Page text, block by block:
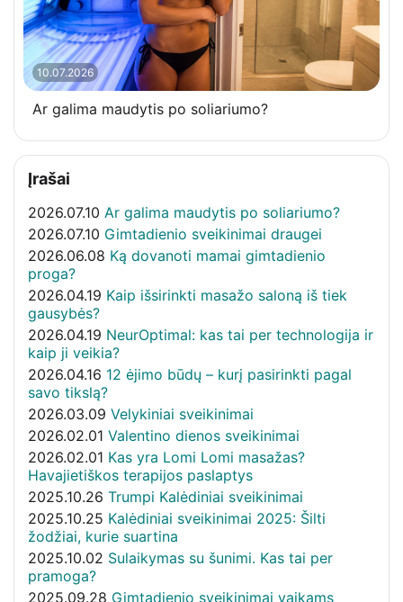
10.07.2026
Ar galima maudytis po soliariumo?
Įrašai
2026.07.10 Ar galima maudytis po soliariumo?
2026.07.10 Gimtadienio sveikinimai draugei
2026.06.08 Ką dovanoti mamai gimtadienio
proga?
2026.04.19 Kaip išsirinkti masažo saloną iš tiek
gausybės?
2026.04.19 NeurOptimal: kas tai per technologija ir
kaip ji veikia?
2026.04.16 12 ėjimo būdų – kurį pasirinkti pagal
savo tikslą?
2026.03.09 Velykiniai sveikinimai
2026.02.01 Valentino dienos sveikinimai
2026.02.01 Kas yra Lomi Lomi masažas?
Havajietiškos terapijos paslaptys
2025.10.26 Trumpi Kalėdiniai sveikinimai
2025.10.25 Kalėdiniai sveikinimai 2025: Šilti
žodžiai, kurie suartina
2025.10.02 Sulaikymas su šunimi. Kas tai per
pramoga?
2025.09.28 Gimtadienio sveikinimai vaikams